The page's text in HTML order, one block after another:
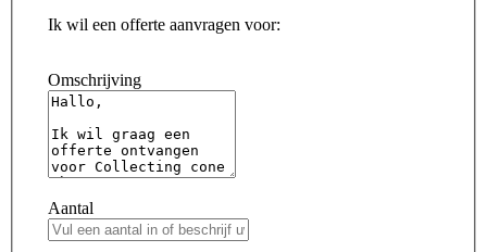
Ik wil een offerte aanvragen voor:
Omschrijving
Aantal